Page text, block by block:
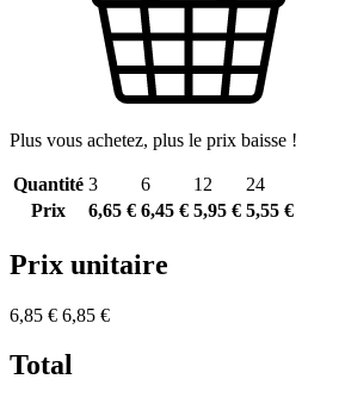
Plus vous achetez, plus le prix baisse !
Quantité 3 6 12
24
Prix
6,65 € 6,45 € 5,95 € 5,55 €
Prix unitaire
6,85 € 6,85 €
Total